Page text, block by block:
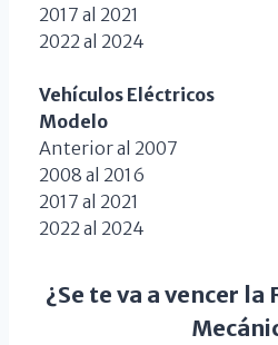
2017 al 2021
2022 al 2024
Vehículos Eléctricos
Modelo
Anterior al 2007
2008 al 2016
2017 al 2021
2022 al 2024
¿Se te va a vencer la